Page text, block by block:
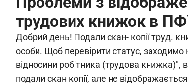
трудових книжок в
Добрий день! Подали скан- копії труд.
особи. Щоб перевірити статус, заходимо
відносини робітника (трудова книжка)",
подали скан копії, але не